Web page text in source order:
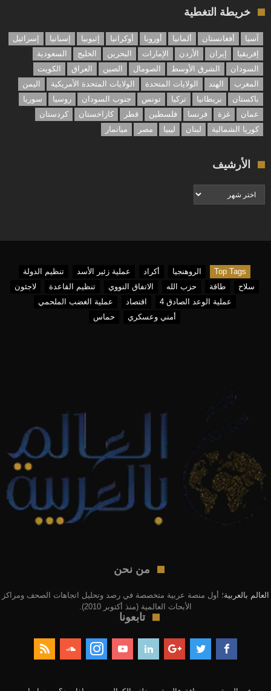
خريطة التغطية
آسيا أفغانستان ألمانيا أوروبا أوكرانيا إثيوبيا إسبانيا
إسرائيل
إفريقيا
إيران الأردن الإمارات البحرين الخليج
السعودية
السودان
الشرق الأوسط الصومال الصين العراق
الكويت
المغرب
الهند الولايات المتحدة الولايات المتحدة الأمريكية
اليمن
باكستان
بريطانيا تركيا تونس جنوب السودان روسيا
سوريا
عمان
غزة فرنسا فلسطين قطر كازاخستان
كردستان
كوريا الشمالية
لبنان ليبيا مصر ميانمار
الأرشيف
الأرشيف
Top Tags الروهنجيا أكراد عملية زئير الأسد
تنظيم الدولة
سلاح
طاقة حزب الله الاتفاق النووي تنظيم القاعدة
لاجئون
عملية الوعد الصادق 4
اقتصاد
عملية الغضب الملحمي
أمني وعسكري
حماس
من نحن
العالم بالعربية؛ أول منصة عربية متخصصة في رصد وتحليل اتجاهات الصحف ومراكز
الأبحاث العالمية (منذ أكتوبر 2010).
تابعونا